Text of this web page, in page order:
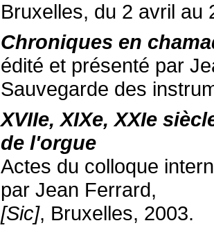
Bruxelles, du 2 avril au
Chroniques en
édité et présenté par
Sauvegarde des
XVIIe, XIXe, XXIe
de l'orgue
Actes du colloque
par Jean Ferrard,
[Sic], Bruxelles, 2003.